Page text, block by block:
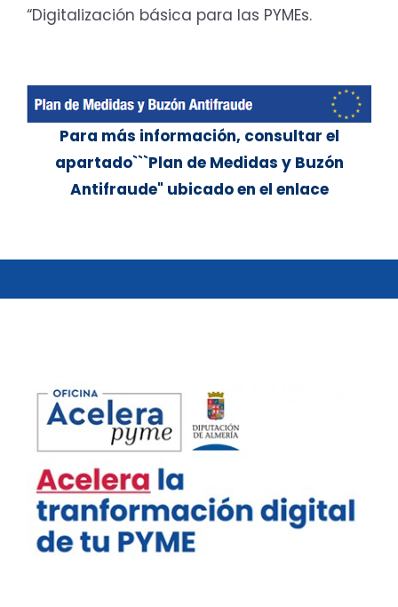
“Digitalización básica para las PYMEs.
Para más información, consultar el
apartado```Plan de Medidas y Buzón
Antifraude" ubicado en el enlace